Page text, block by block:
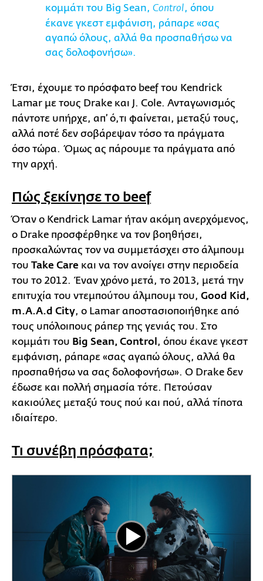
κομμάτι του Big Sean, Control, όπου
έκανε γκεστ εμφάνιση, ράπαρε «σας
αγαπώ όλους, αλλά θα προσπαθήσω να
σας δολοφονήσω».
Έτσι, έχουμε το πρόσφατο beef του Kendrick
Lamar με τους Drake και J. Cole. Ανταγωνισμός
πάντοτε υπήρχε, απ’ ό,τι φαίνεται, μεταξύ τους,
αλλά ποτέ δεν σοβάρεψαν τόσο τα πράγματα
όσο τώρα. Όμως ας πάρουμε τα πράγματα από
την αρχή.
Πώς ξεκίνησε το beef
Όταν ο Kendrick Lamar ήταν ακόμη ανερχόμενος,
ο Drake προσφέρθηκε να τον βοηθήσει,
προσκαλώντας τον να συμμετάσχει στο άλμπουμ
του Take Care και να τον ανοίγει στην περιοδεία
του το 2012. Έναν χρόνο μετά, το 2013, μετά την
επιτυχία του ντεμπούτου άλμπουμ του, Good Kid,
m.A.A.d City, ο Lamar αποστασιοποιήθηκε από
τους υπόλοιπους ράπερ της γενιάς του. Στο
κομμάτι του Big Sean, Control, όπου έκανε γκεστ
εμφάνιση, ράπαρε «σας αγαπώ όλους, αλλά θα
προσπαθήσω να σας δολοφονήσω». Ο Drake δεν
έδωσε και πολλή σημασία τότε. Πετούσαν
κακιούλες μεταξύ τους πού και πού, αλλά τίποτα
ιδιαίτερο.
Τι συνέβη πρόσφατα;
Play